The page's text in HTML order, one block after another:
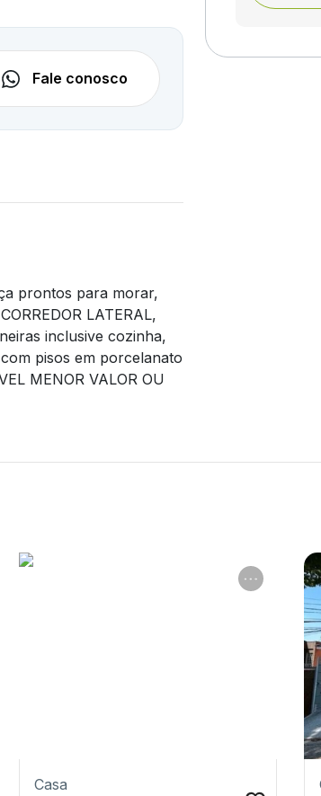
Fale conosco
prontos para morar,
LATERAL,
inclusive cozinha,
pisos em porcelanato
MENOR VALOR OU
Casa